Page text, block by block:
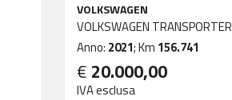
VOLKSWAGEN
VOLKSWAGEN TRANSPORTER
Anno: 2021; Km 156.741
€ 20.000,00
IVA esclusa